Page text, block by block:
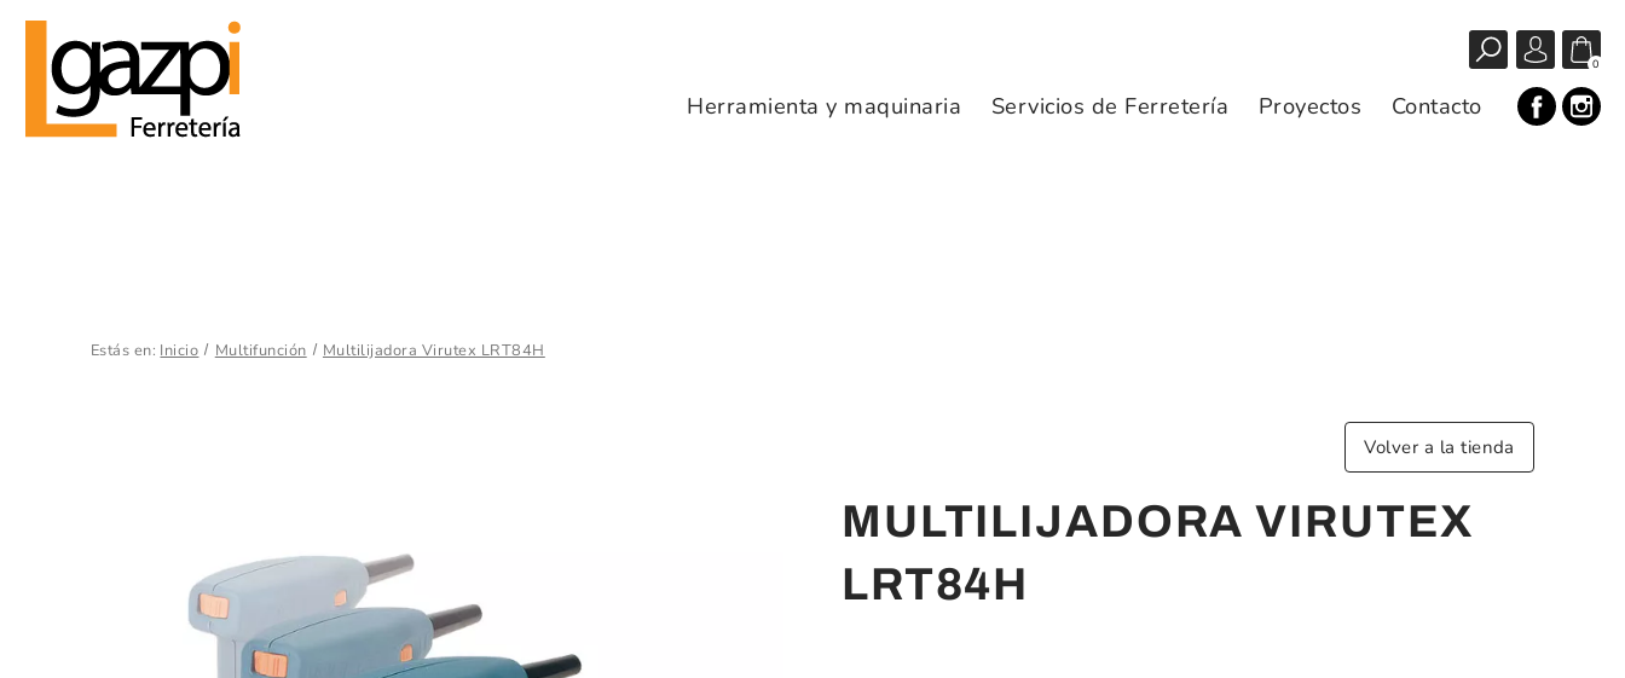
0
Herramienta y maquinaria Servicios de Ferretería Proyectos Contacto
Estás en: Inicio Multifunción Multilijadora Virutex LRT84H
Volver a la tienda
MULTILIJADORA VIRUTEX
LRT84H